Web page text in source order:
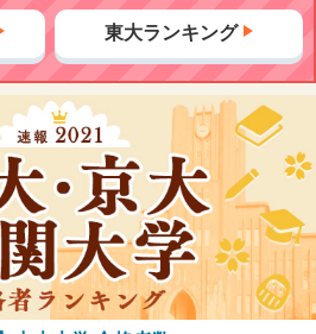
東大ランキング